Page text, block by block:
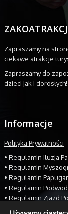
Zapraszamy na
ciekawe atrakcje
Zapraszamy do
dzieci jak i dorosłych!
Informacje
Polityka Prywatności
• Regulamin Iluzja
• Regulamin
• Regulamin
• Regulamin
• Regulamin Zjazd